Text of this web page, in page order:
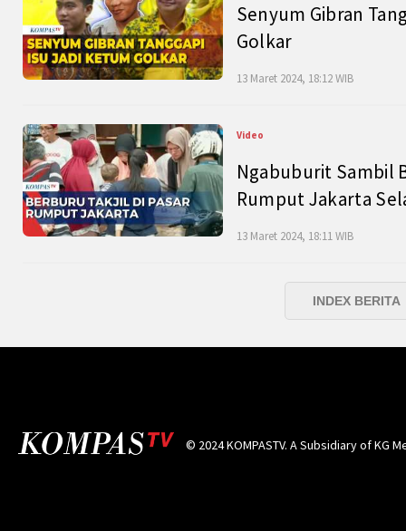
Senyum Gibran
Golkar
13 Maret 2024, 18:12 WIB
Video
Ngabuburit Sambil
Rumput Jakarta
13 Maret 2024, 18:11 WIB
INDEX BERITA
© 2024 KOMPASTV. A Subsidiary ofKG